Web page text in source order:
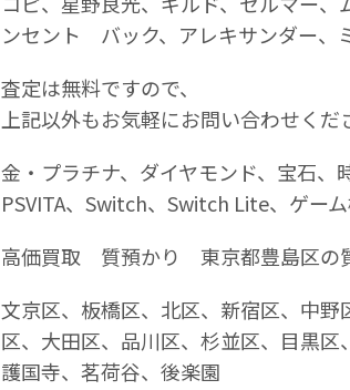
ンセント バック、アレキサンダー、
査定は無料ですので、
上記以外もお気軽にお問い合わせくだ
金・プラチナ、ダイヤモンド、宝石、
PSVITA、Switch、Switch Lite、ゲー
高価買取 質預かり 東京都豊島区の
文京区、板橋区、北区、新宿区、中
区、大田区、品川区、杉並区、目黒区
護国寺、茗荷谷、後楽園